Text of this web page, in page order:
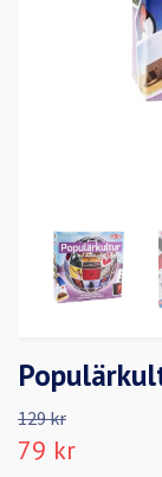
129 kr
79 kr